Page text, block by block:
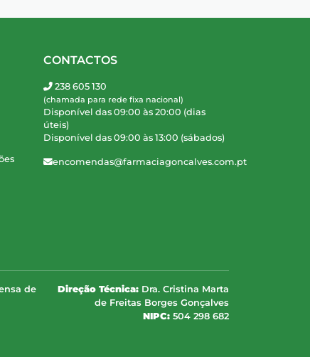
CONTACTOS
238 605 130
(chamada para rede fixa nacional)
Disponível das 09:00 às 20:00 (dias
úteis)
Disponível das 09:00 às 13:00 (sábados)
encomendas@farmaciagoncalves.com.pt
de
Direção Técnica: Dra. Cristina Marta
de Freitas Borges Gonçalves
NIPC: 504 298 682